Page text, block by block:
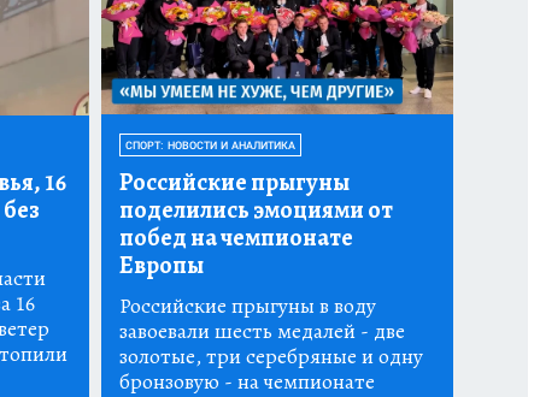
16
16
СПОРТ: НОВОСТИ И АНАЛИТИКА
Российские прыгуны
поделились эмоциями от
побед на чемпионате
Европы
Российские прыгуны в воду
завоевали шесть медалей - две
золотые, три серебряные и одну
бронзовую - на чемпионате